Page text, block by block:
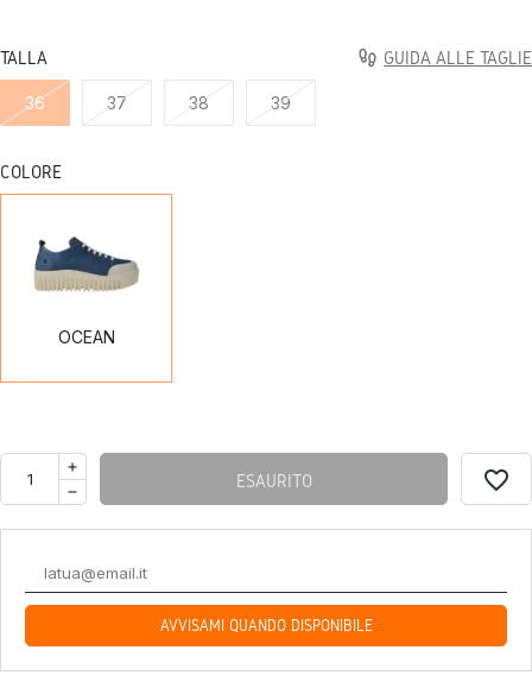
TALLA GUIDA ALLE TAGLIE
36 37 38 39
COLORE
OCEAN
ESAURITO
AVVISAMI QUANDO DISPONIBILE
favorite_border